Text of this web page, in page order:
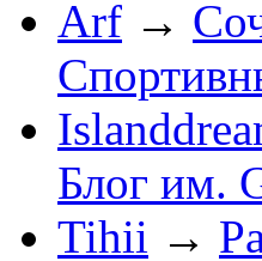
Arf →
Блог им.
Tihii →